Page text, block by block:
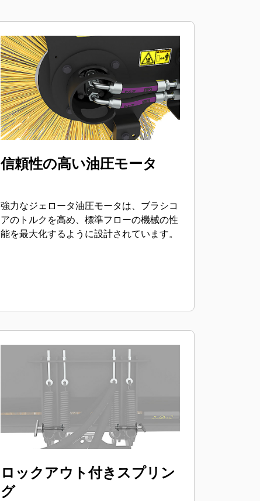
信頼性の高い油圧モータ
強力なジェロータ油圧モータは、ブラシコ
アのトルクを高め、標準フローの機械の性
能を最大化するように設計されています。
ロックアウト付きスプリン
グ